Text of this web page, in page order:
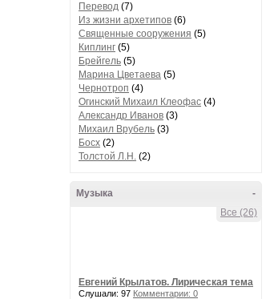
Перевод (7)
Из жизни архетипов (6)
Священные сооружения (5)
Киплинг (5)
Брейгель (5)
Марина Цветаева (5)
Чернотроп (4)
Огинский Михаил Клеофас (4)
Александр Иванов (3)
Михаил Врубель (3)
Босх (2)
Толстой Л.Н. (2)
-
Музыка
Все (26)
Евгений Крылатов. Лирическая тема
Слушали: 97 Комментарии: 0